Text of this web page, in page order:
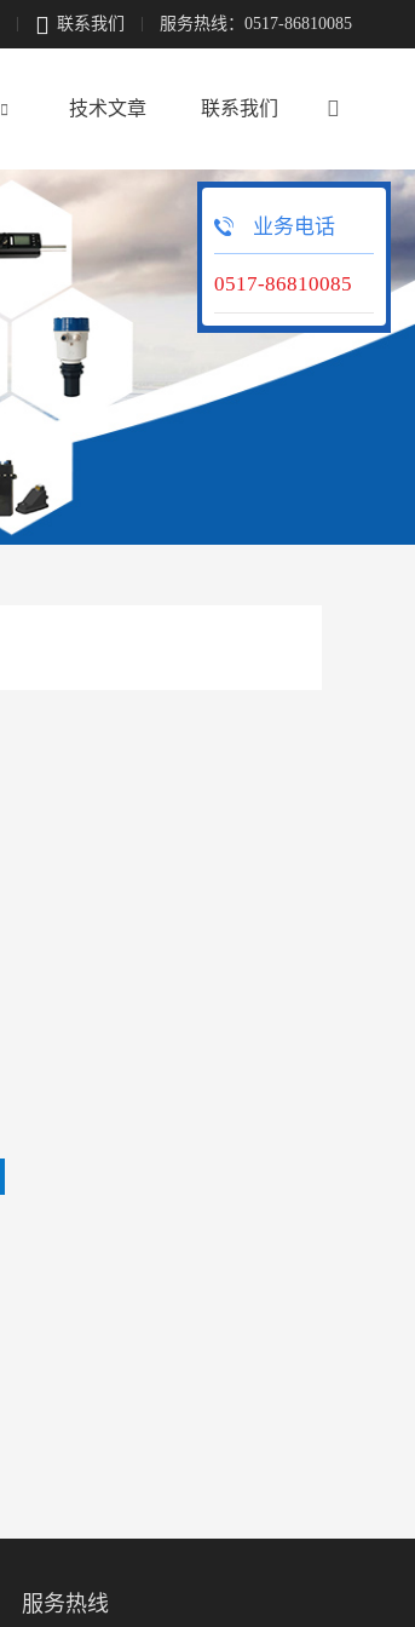
 联系我们 服务热线：0517-86810085

 技术文章 联系我们
服务热线
业务电话
0517-86810085